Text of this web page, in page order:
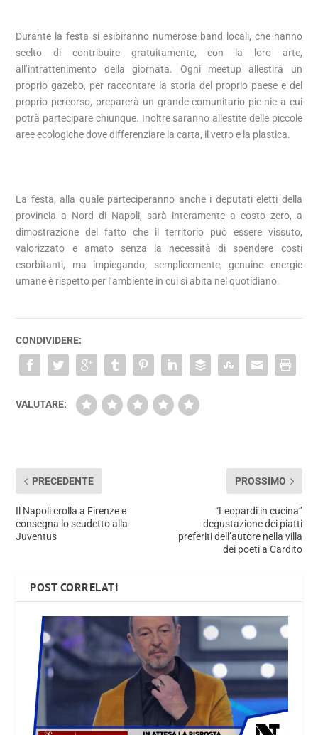
Durante la festa si esibiranno numerose band locali, che hanno
scelto di contribuire gratuitamente, con la loro arte,
all’intrattenimento della giornata. Ogni meetup allestirà un
proprio gazebo, per raccontare la storia del proprio paese e del
proprio percorso, preparerà un grande comunitario pic-nic a cui
potrà partecipare chiunque. Inoltre saranno allestite delle piccole
aree ecologiche dove differenziare la carta, il vetro e la plastica.
La festa, alla quale parteciperanno anche i deputati eletti della
provincia a Nord di Napoli, sarà interamente a costo zero, a
dimostrazione del fatto che il territorio può essere vissuto,
valorizzato e amato senza la necessità di spendere costi
esorbitanti, ma impiegando, semplicemente, genuine energie
umane è rispetto per l’ambiente in cui si abita nel quotidiano.
CONDIVIDERE:
VALUTARE:
PRECEDENTE
Il Napoli crolla a Firenze e
consegna lo scudetto alla
Juventus
PROSSIMO
“Leopardi in cucina”
degustazione dei piatti
preferiti dell’autore nella villa
dei poeti a Cardito
POST CORRELATI